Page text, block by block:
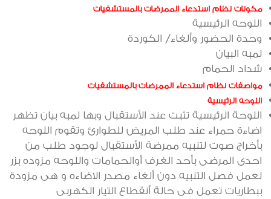
مكونات نظام استدعاء الممرضات بالمستشفيات
اللوحه الرئيسية
وحدة الحضور وألغاء/ الكوردة
لمبه البيان
شداد الحمام
مواصفات نظام استدعاء الممرضات بالمستشفيات
اللوحه الرئيسية
اللوحة الرئيسية تثبت عند الأستقبال وبها لمبه بيان تظهر
اضاءة حمراء عند طلب المريض للطوارئ وتقوم اللوحه
بأخراج صوت لتنبيه ممرضة الأستقبال لوجود طلب من
احدى المرضى بأحد الغرف أوالحمامات واللوحه مزوده بزر
لعمل فصل التنبيه دون ألغاء مصدر الاضاءه و هى مزودة
ببطاريات تعمل فى حالة أنقطاع التيار الكهربى